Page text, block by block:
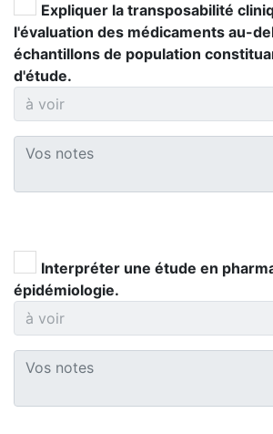
Expliquer la transposabilité
l'évaluation des médicaments au-
échantillons de population
d'étude.
Interpréter une étude en
épidémiologie.